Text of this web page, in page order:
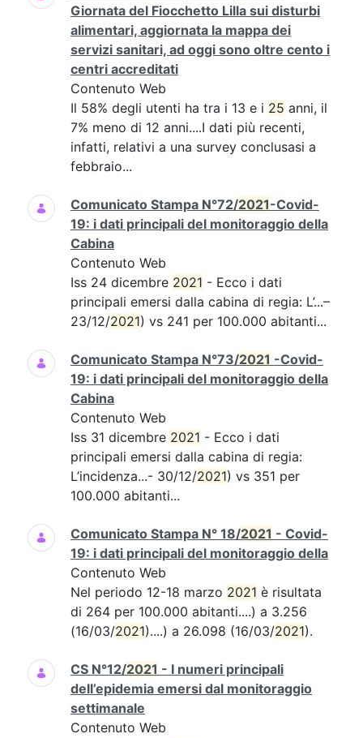
Giornata del Fiocchetto Lilla sui disturbi
alimentari, aggiornata la mappa dei
servizi sanitari, ad oggi sono oltre cento i
centri accreditati
Contenuto Web
Il 58% degli utenti ha tra i 13 e i 25 anni, il
7% meno di 12 anni....I dati più recenti,
infatti, relativi a una survey conclusasi a
febbraio...
Comunicato Stampa N°72/2021-Covid-
19: i dati principali del monitoraggio della
Cabina
Contenuto Web
Iss 24 dicembre 2021 - Ecco i dati
principali emersi dalla cabina di regia: L’...–
23/12/2021) vs 241 per 100.000 abitanti...
Comunicato Stampa N°73/2021 -Covid-
19: i dati principali del monitoraggio della
Cabina
Contenuto Web
Iss 31 dicembre 2021 - Ecco i dati
principali emersi dalla cabina di regia:
L’incidenza...- 30/12/2021) vs 351 per
100.000 abitanti...
Comunicato Stampa N° 18/2021 - Covid-
19: i dati principali del monitoraggio della
Contenuto Web
Nel periodo 12-18 marzo 2021 è risultata
di 264 per 100.000 abitanti....) a 3.256
(16/03/2021)....) a 26.098 (16/03/2021).
CS N°12/2021 - I numeri principali
dell’epidemia emersi dal monitoraggio
settimanale
Contenuto Web